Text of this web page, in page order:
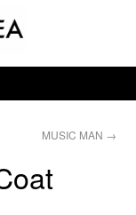
MUSIC MAN →